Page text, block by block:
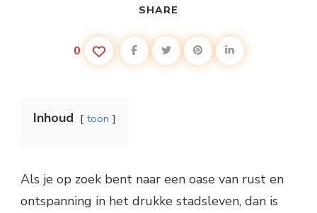
SHARE
0
Inhoud toon
Als je op zoek bent naar een oase van rust en
ontspanning in het drukke stadsleven, dan is